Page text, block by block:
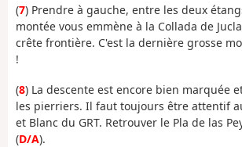
(7) Prendre à gauche, entre les deux
montée vous emmène à la Collada de
crête frontière. C'est la dernière grosse
!
(8) La descente est encore bien marquée
les pierriers. Il faut toujours être attentif
et Blanc du GRT. Retrouver le Pla de las
(D/A).